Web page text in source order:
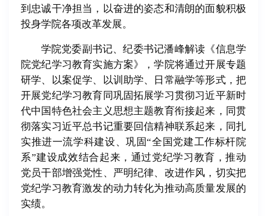
到忠诚干净担当，以奋进的姿态和清朗的面貌积极
投身学院各项改革发展。
学院党委副书记、纪委书记潘峰解读《信息学
院党纪学习教育实施方案》，学院将通过开展专题
研学、以案促学、以训助学、日常融学等形式，把
开展党纪学习教育同巩固拓展学习贯彻习近平新时
代中国特色社会主义思想主题教育衔接起来，同贯
彻落实习近平总书记重要回信精神联系起来，同扎
实推进一流学科建设、巩固“全国党建工作标杆院
系”建设成效结合起来，通过党纪学习教育，推动
党员干部增强党性、严明纪律、改进作风，切实把
党纪学习教育激发的动力转化为推动高质量发展的
实绩。